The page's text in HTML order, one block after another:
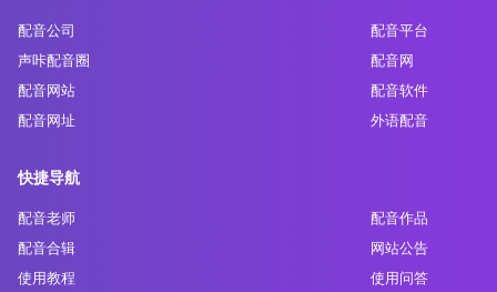
配音公司
配音平台
声咔配音圈
配音网
配音网站
配音软件
配音网址
外语配音
快捷导航
配音老师
配音作品
配音合辑
网站公告
使用教程
使用问答